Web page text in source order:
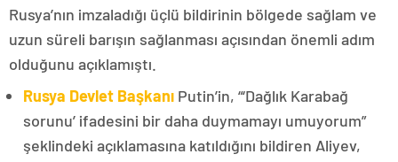
Rusya’nın imzaladığı üçlü bildirinin bölgede sağlam ve
uzun süreli barışın sağlanması açısından önemli adım
olduğunu açıklamıştı.
Rusya Devlet Başkanı Putin’in, “‘Dağlık Karabağ
sorunu’ ifadesini bir daha duymamayı umuyorum”
şeklindeki açıklamasına katıldığını bildiren Aliyev,